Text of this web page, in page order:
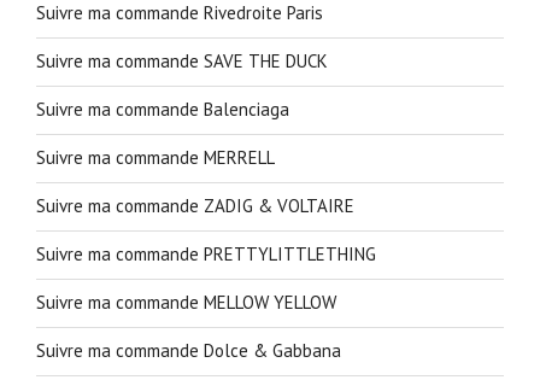
Suivre ma commande Rivedroite Paris
Suivre ma commande SAVE THE DUCK
Suivre ma commande Balenciaga
Suivre ma commande MERRELL
Suivre ma commande ZADIG & VOLTAIRE
Suivre ma commande PRETTYLITTLETHING
Suivre ma commande MELLOW YELLOW
Suivre ma commande Dolce & Gabbana